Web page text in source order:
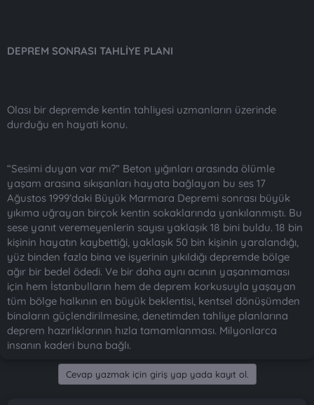
DEPREM SONRASI TAHLİYE PLANI
Olası bir depremde kentin tahliyesi uzmanların üzerinde
durduğu en hayati konu.
“Sesimi duyan var mı?” Beton yığınları arasında ölümle
yaşam arasına sıkışanları hayata bağlayan bu ses 17
Ağustos 1999’daki Büyük Marmara Depremi sonrası büyük
yıkıma uğrayan birçok kentin sokaklarında yankılanmıştı. Bu
sese yanıt veremeyenlerin sayısı yaklaşık 18 bini buldu. 18 bin
kişinin hayatın kaybettiği, yaklaşık 50 bin kişinin yaralandığı,
yüz binden fazla bina ve işyerinin yıkıldığı depremde bölge
ağır bir bedel ödedi. Ve bir daha aynı acının yaşanmaması
için hem İstanbulların hem de deprem korkusuyla yaşayan
tüm bölge halkının en büyük beklentisi, kentsel dönüşümden
binaların güçlendirilmesine, denetimden tahliye planlarına
deprem hazırlıklarının hızla tamamlanması. Milyonlarca
insanın kaderi buna bağlı.
Cevap yazmak için giriş yap yada kayıt ol.